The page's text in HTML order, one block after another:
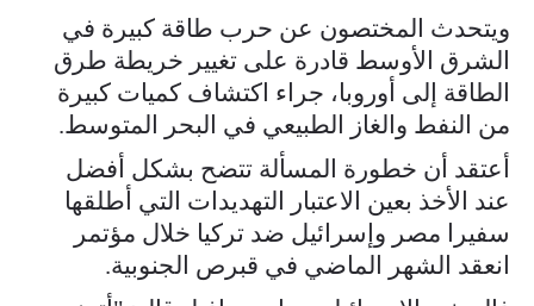
ويتحدث المختصون عن حرب طاقة كبيرة في
الشرق الأوسط قادرة على تغيير خريطة طرق
الطاقة إلى أوروبا، جراء اكتشاف كميات كبيرة
من النفط والغاز الطبيعي في البحر المتوسط.
أعتقد أن خطورة المسألة تتضح بشكل أفضل
عند الأخذ بعين الاعتبار التهديدات التي أطلقها
سفيرا مصر وإسرائيل ضد تركيا خلال مؤتمر
انعقد الشهر الماضي في قبرص الجنوبية.